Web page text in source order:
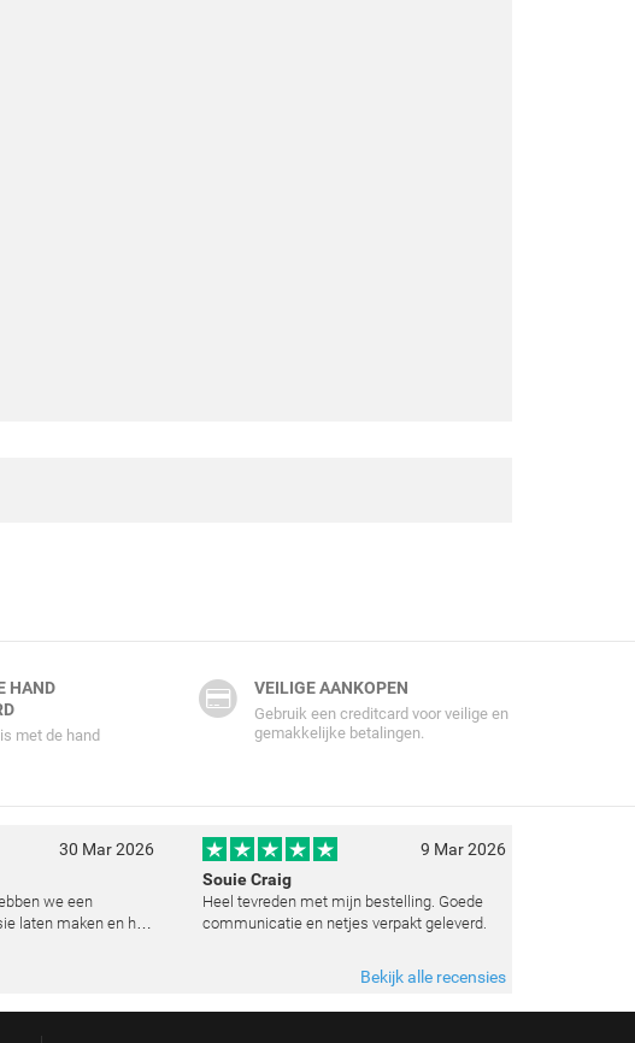
HAND
met de hand
VEILIGE AANKOPEN
Gebruik een creditcard voor veilige en
gemakkelijke betalingen.
30 Mar 2026
we een
laten maken en het
9 Mar 2026
Souie Craig
Heel tevreden met mijn bestelling. Goede
communicatie en netjes verpakt geleverd.
Bekijk alle recensies